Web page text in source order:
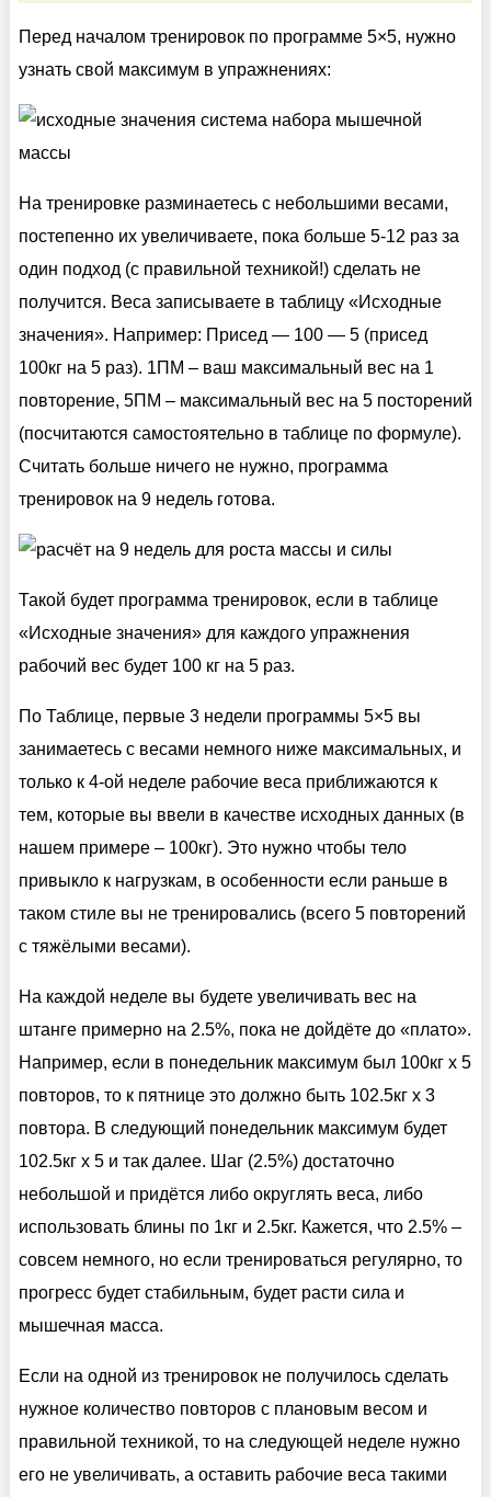
Перед началом тренировок по программе 5×5, нужно
узнать свой максимум в упражнениях:
На тренировке разминаетесь с небольшими весами,
постепенно их увеличиваете, пока больше 5-12 раз за
один подход (с правильной техникой!) сделать не
получится. Веса записываете в таблицу «Исходные
значения». Например: Присед — 100 — 5 (присед
100кг на 5 раз). 1ПМ – ваш максимальный вес на 1
повторение, 5ПМ – максимальный вес на 5 посторений
(посчитаются самостоятельно в таблице по формуле).
Считать больше ничего не нужно, программа
тренировок на 9 недель готова.
Такой будет программа тренировок, если в таблице
«Исходные значения» для каждого упражнения
рабочий вес будет 100 кг на 5 раз.
По Таблице, первые 3 недели программы 5×5 вы
занимаетесь с весами немного ниже максимальных, и
только к 4-ой неделе рабочие веса приближаются к
тем, которые вы ввели в качестве исходных данных (в
нашем примере – 100кг). Это нужно чтобы тело
привыкло к нагрузкам, в особенности если раньше в
таком стиле вы не тренировались (всего 5 повторений
с тяжёлыми весами).
На каждой неделе вы будете увеличивать вес на
штанге примерно на 2.5%, пока не дойдёте до «плато».
Например, если в понедельник максимум был 100кг х 5
повторов, то к пятнице это должно быть 102.5кг х 3
повтора. В следующий понедельник максимум будет
102.5кг х 5 и так далее. Шаг (2.5%) достаточно
небольшой и придётся либо округлять веса, либо
использовать блины по 1кг и 2.5кг. Кажется, что 2.5% –
совсем немного, но если тренироваться регулярно, то
прогресс будет стабильным, будет расти сила и
мышечная масса.
Если на одной из тренировок не получилось сделать
нужное количество повторов с плановым весом и
правильной техникой, то на следующей неделе нужно
его не увеличивать, а оставить рабочие веса такими